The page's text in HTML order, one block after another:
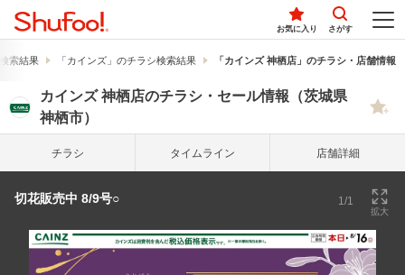
お気に入り さがす
索結果 「カインズ」のチラシ検索結果 「カインズ 神栖店」のチラシ・店舗情報
カインズ 神栖店のチラシ・セール情報（茨城県
神栖市）
チラシ タイム ライン 店舗詳細
切花販売中 8/9号○ 1/1
拡大